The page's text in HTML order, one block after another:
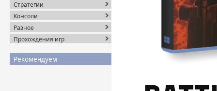
Стратегии
Консоли
Разное
Прохождения игр
Рекомендуем